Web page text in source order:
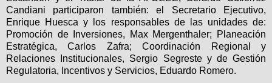
Candiani participaron también: el Secretario Ejecutivo,
Enrique Huesca y los responsables de las unidades de:
Promoción de Inversiones, Max Mergenthaler; Planeación
Estratégica, Carlos Zafra; Coordinación Regional y
Relaciones Institucionales, Sergio Segreste y de Gestión
Regulatoria, Incentivos y Servicios, Eduardo Romero.